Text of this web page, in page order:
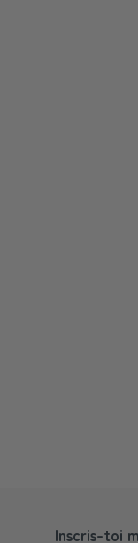
Inscris-toi